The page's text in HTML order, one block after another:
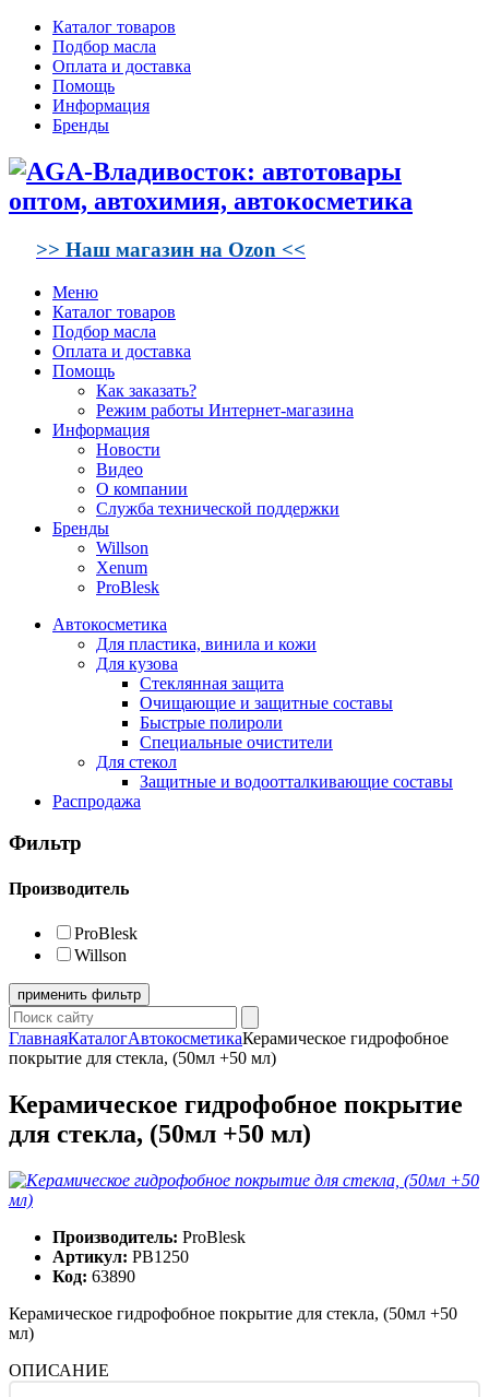
Каталог товаров
Подбор масла
Оплата и доставка
Помощь
Информация
Бренды
>> Наш магазин на Ozon <<
Меню
Каталог товаров
Подбор масла
Оплата и доставка
Помощь
Как заказать?
Режим работы Интернет-магазина
Информация
Новости
Видео
О компании
Служба технической поддержки
Бренды
Willson
Xenum
ProBlesk
Автокосметика
Для пластика, винила и кожи
Для кузова
Стеклянная защита
Очищающие и защитные составы
Быстрые полироли
Специальные очистители
Для стекол
Защитные и водоотталкивающие составы
Распродажа
Фильтр
Производитель
ProBlesk
Willson
применить фильтр
ГлавнаяКаталогАвтокосметикаКерамическое гидрофобное
покрытие для стекла, (50мл +50 мл)
Керамическое гидрофобное покрытие
для стекла, (50мл +50 мл)
Производитель: ProBlesk
Артикул: PB1250
Код: 63890
Керамическое гидрофобное покрытие для стекла, (50мл +50
мл)
ОПИСАНИЕ